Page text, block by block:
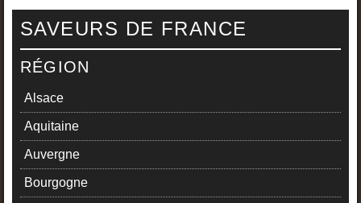
SAVEURS DE FRANCE
RÉGION
Alsace
Aquitaine
Auvergne
Bourgogne